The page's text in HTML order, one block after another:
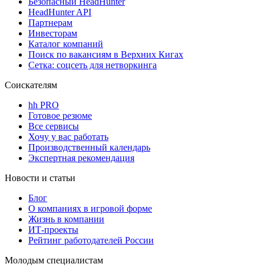
HeadHunter API
Партнерам
Инвесторам
Каталог компаний
Поиск по вакансиям в Верхних Кигах
Сетка: соцсеть для нетворкинга
Соискателям
hh PRO
Готовое резюме
Все сервисы
Хочу у вас работать
Производственный календарь
Экспертная рекомендация
Новости и статьи
Блог
О компаниях в игровой форме
Жизнь в компании
ИТ-проекты
Рейтинг работодателей России
Молодым специалистам